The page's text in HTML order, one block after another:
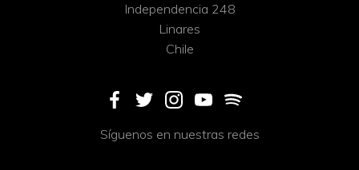
Independencia 248
Linares
Chile
Síguenos en nuestras redes